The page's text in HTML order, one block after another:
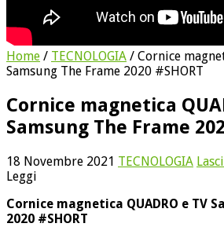
Home / TECNOLOGIA / Cornice
Samsung The Frame 2020 #SHORT
Cornice magnetica
Samsung The Frame
18 Novembre 2021 TECNOLOGIA
Leggi
Cornice magnetica QUADRO e TV
2020 #SHORT